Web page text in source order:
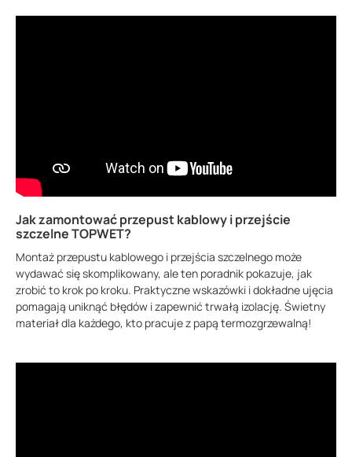
Jak zamontować przepust kablowy i przejście
szczelne TOPWET?
Montaż przepustu kablowego i przejścia szczelnego może
wydawać się skomplikowany, ale ten poradnik pokazuje, jak
zrobić to krok po kroku. Praktyczne wskazówki i dokładne ujęcia
pomagają uniknąć błędów i zapewnić trwałą izolację. Świetny
materiał dla każdego, kto pracuje z papą termozgrzewalną!